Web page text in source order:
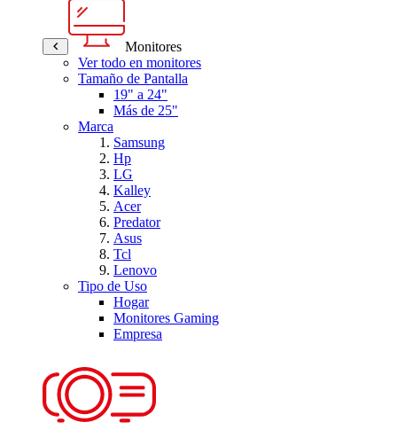
Monitores
Ver todo en monitores
Tamaño de Pantalla
19" a 24"
Más de 25"
Marca
Samsung
Hp
LG
Kalley
Acer
Predator
Asus
Tcl
Lenovo
Tipo de Uso
Hogar
Monitores Gaming
Empresa